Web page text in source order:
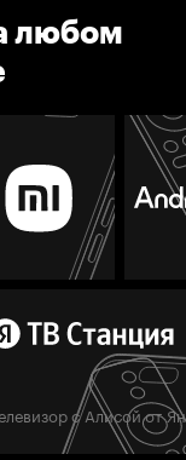
любом
с Алисой от